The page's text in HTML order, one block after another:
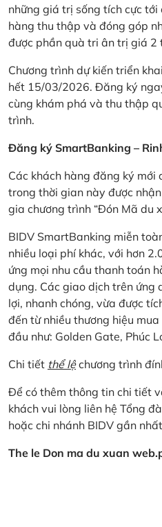
những giá trị sống tích cực
hàng thu thập và đóng góp
được phần quà tri ân trị giá 2
Chương trình dự kiến triển
hết 15/03/2026. Đăng ký
cùng khám phá và thu thập
trình.
Đăng ký SmartBanking –
Các khách hàng đăng ký mới
trong thời gian này được
gia chương trình “Đón Mã du
BIDV SmartBanking miễn
nhiều loại phí khác, với hơn
ứng mọi nhu cầu thanh toán
dụng. Các giao dịch trên ứng
lợi, nhanh chóng, vừa được
đến từ nhiều thương hiệu
đầu như: Golden Gate, Phúc
Chi tiết thể lệchương trình
Để có thêm thông tin chi tiết
khách vui lòng liên hệ Tổng
hoặc chi nhánh BIDV gần
The le Don ma du xuan